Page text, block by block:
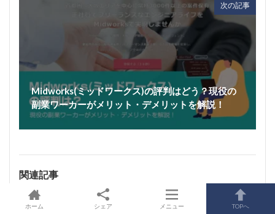
次の記事
Midworks(ミッドワークス)の評判はどう？現役の
副業ワーカーがメリット・デメリットを解説！
関連記事
ホーム シェア メニュー TOPへ